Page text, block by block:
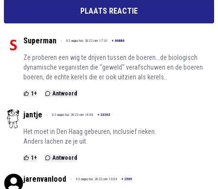
PLAATS REACTIE
Superman 02 augustus 2022 om 17:31 + 46884
Ze proberen een wig te drijven tussen de boeren...de biologisch
dynamische veganisten die "geweld" verafschuwen en de boeren
boeren, de echte kerels die er ook uitzien als kerels..
1 + Antwoord
jantje 02 augustus 2022 om 14:00 + 33303
Het moet in Den Haag gebeuren, inclusief rieken.
Anders lachen ze je uit.
1 + Antwoord
jarenvanlood 02 augustus 2022 om 13:04 + 2569